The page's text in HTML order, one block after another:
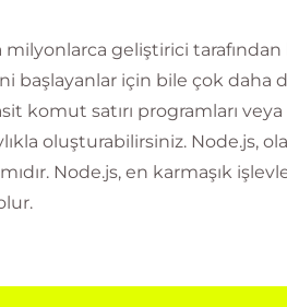
milyonlarca geliştirici
başlayanlar için bile çok daha
komut satırı programları
oluşturabilirsiniz. Node.js,
Node.js, en karmaşık